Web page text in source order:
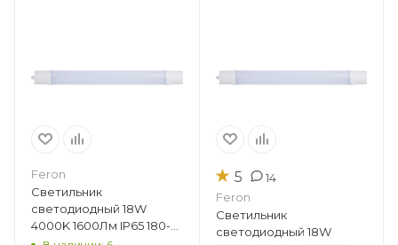
Feron
Светильник
светодиодный 18W
4000K 1600Лм IP65 180-
265V AL5090 (685х65х35)
★ 5 14
Feron
Светильник
светодиодный 18W